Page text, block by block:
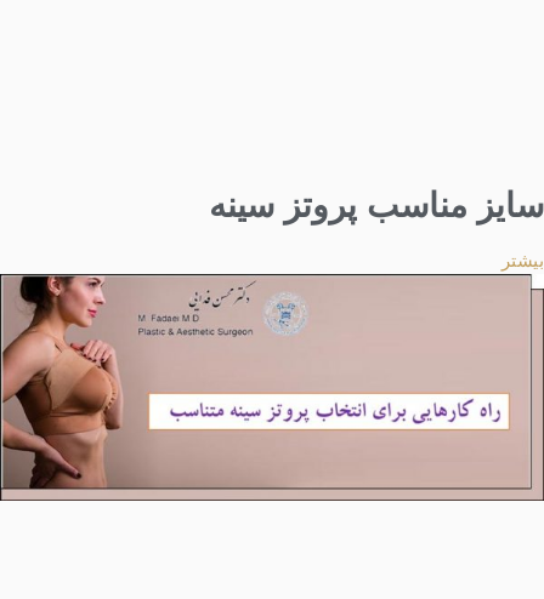
سایز مناسب پروتز سینه
بیشتر